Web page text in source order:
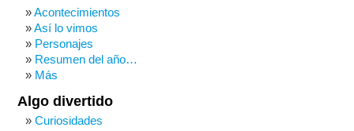
Acontecimientos
Así lo vimos
Personajes
Resumen del año…
Más
Algo divertido
Curiosidades